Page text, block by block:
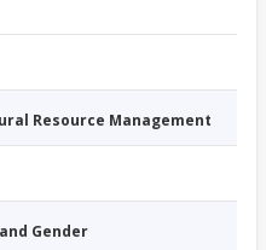
Resource Management
Gender